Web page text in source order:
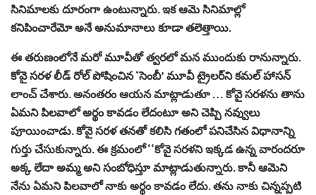
సినిమాలకు దూరంగా ఉంటున్నారు. ఇక ఆమె సినిమాల్లో
కనిపించారేమో అనే అనుమానాలు కూడా తలెత్తాయి.
ఈ తరుణంలోనే మరో మూవీతో త్వరలో మన ముందుకు రానున్నారు.
కోవై సరళ లీడ్ రోల్ పోషించిన ‘సెంబీ’ మూవీ ట్రైలర్‌ని కమల్ హాసన్
లాంచ్ చేశారు. అనంతరం ఆయన మాట్లాడుతూ … కోవై సరళను తాను
ఏమని పిలవాలో అర్థం కావడం లేదంటూ అని చెప్పి నవ్వులు
పూయించాడు. కోవై సరళ తనతో కలిసి గతంలో పనిచేసిన విధానాన్ని
గుర్తు చేసుకున్నారు. ఈ క్రమంలో ‘‘కోవై సరళని ఇక్కడ ఉన్న వారందరూ
అక్క లేదా అమ్మ అని సంబోధిస్తూ మాట్లాడుతున్నారు. కానీ ఆమెని
నేను ఏమని పిలవాలో నాకు అర్థం కావడం లేదు. తను నాకు చిన్నప్పటి